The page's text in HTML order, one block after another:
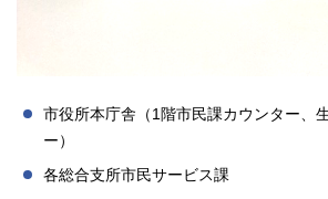
市役所本庁舎（1階市民課カウンター、
ー）
各総合支所市民サービス課